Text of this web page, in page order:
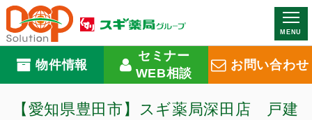
MENU
物件情報
セミナー
WEB相談
お問い合わせ
【愛知県豊田市】スギ薬局深田店 戸建